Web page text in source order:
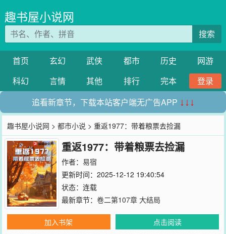
趣书屋小说网
搜索
首页 玄幻 武侠 都市 历史
网游
科幻
言情 其他 排行 完本
登录
追看新章节，下载本站客户端无广告APP ↓↓↓
趣书屋小说网 >都市小说 > 重返1977：带着粮票去捡漏
重返1977：带着粮票去捡漏
作者： 易宿
更新时间：2025-12-12 19:40:54
状态：连载
最新章节： 卷二第107章 大结局
加入书架
点击阅读